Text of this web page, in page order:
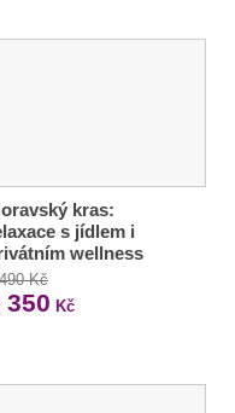
kras:
s jídlem i
wellness
Kč
350 Kč